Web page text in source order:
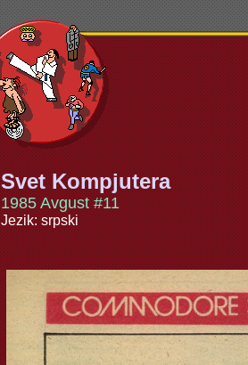
Svet Kompjutera
1985 Avgust #11
Jezik: srpski